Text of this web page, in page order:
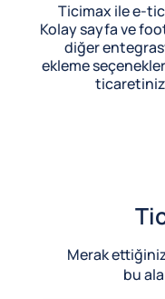
Ticimax ile e-
Kolay sayfa ve
diğer
ekleme
Merak
bu